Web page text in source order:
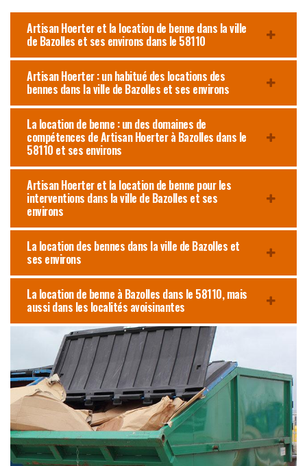
Artisan Hoerter et la location de benne dans la ville
de Bazolles et ses environs dans le 58110
Artisan Hoerter : un habitué des locations des
bennes dans la ville de Bazolles et ses environs
La location de benne : un des domaines de
compétences de Artisan Hoerter à Bazolles dans le
58110 et ses environs
Artisan Hoerter et la location de benne pour les
interventions dans la ville de Bazolles et ses
environs
La location des bennes dans la ville de Bazolles et
ses environs
La location de benne à Bazolles dans le 58110, mais
aussi dans les localités avoisinantes